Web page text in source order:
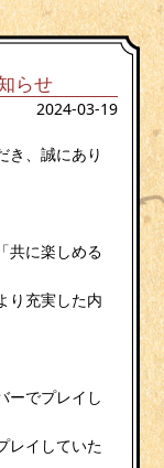
らせ
2024-03-19
き、誠にあり
共に楽しめる
り充実した内
ーでプレイし
レイしていた